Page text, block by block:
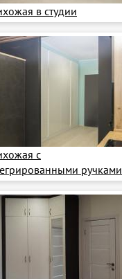
в студии
с
ручками